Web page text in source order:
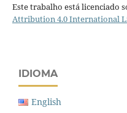
Este trabalho está licenciado
Attribution 4.0 International
IDIOMA
English